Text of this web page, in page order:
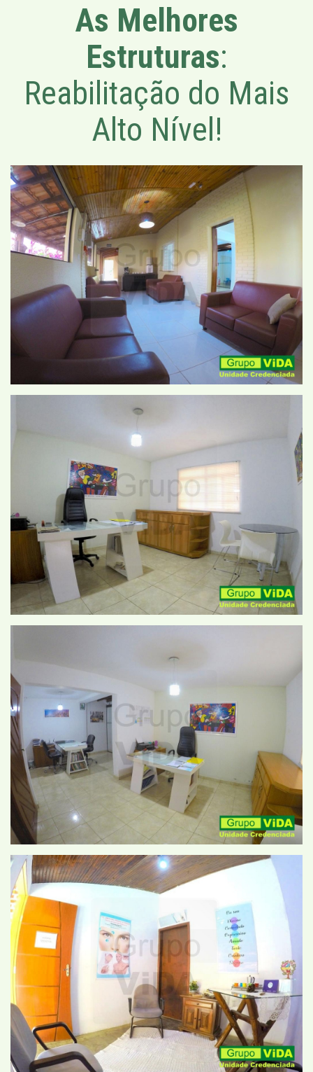
As Melhores
Estruturas:
Reabilitação do Mais
Alto Nível!